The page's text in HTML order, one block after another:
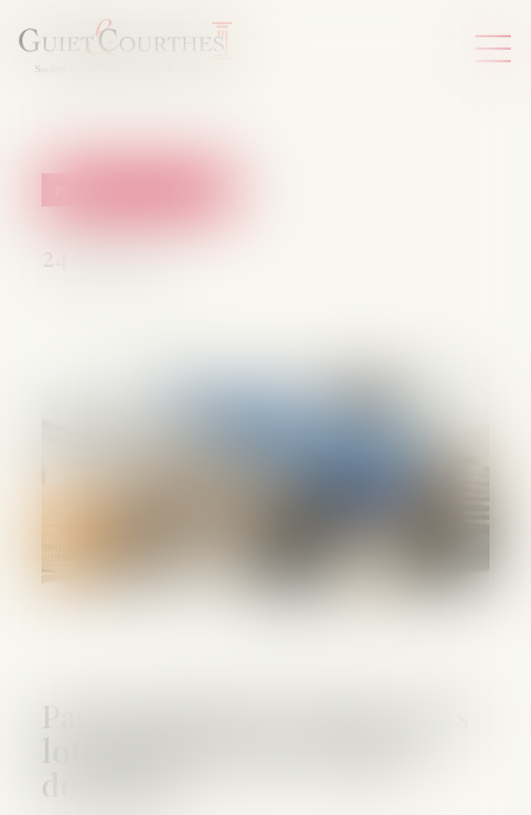
Pas de donation-partage sans
donataire